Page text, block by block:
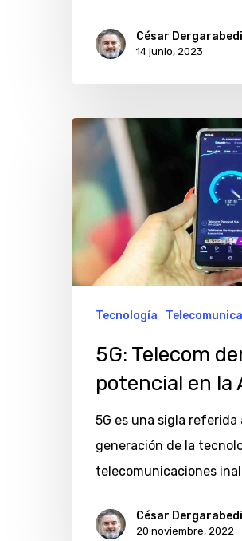
César
14 junio, 2023
5G:
Telecom
demuestra
su
potencial
en
la
Argentina
Tecnología
5G: Telecom
potencial en la
5G es una sigla referida
generación de la
telecomunicaciones
César
20 noviembre, 2022